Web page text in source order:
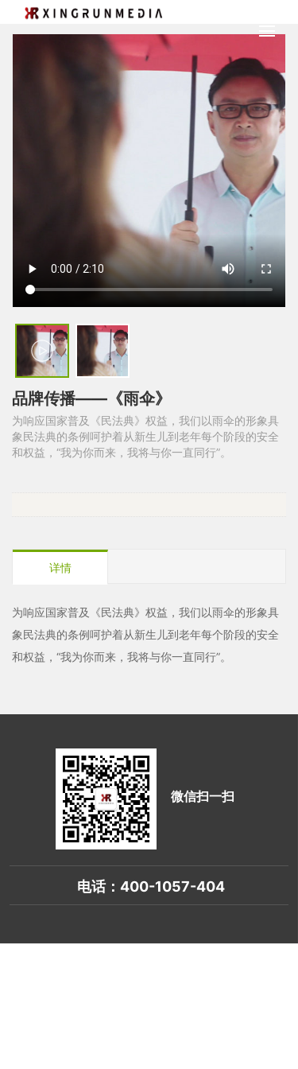
品牌传播——《雨伞》
为响应国家普及《民法典》权益，我们以雨伞的形象具
象民法典的条例呵护着从新生儿到老年每个阶段的安全
和权益，“我为你而来，我将与你一直同行”。
详情
为响应国家普及《民法典》权益，我们以雨伞的形象具
象民法典的条例呵护着从新生儿到老年每个阶段的安全
和权益，“我为你而来，我将与你一直同行”。
微信扫一扫
电话： 400-1057-404